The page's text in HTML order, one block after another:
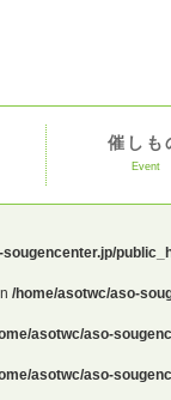
催しも
Event
/home/asotwc/aso-
asotwc/aso-
asotwc/aso-